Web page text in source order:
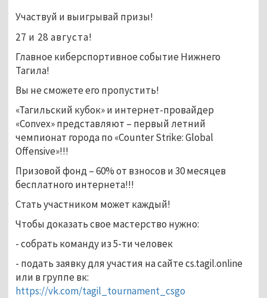
Участвуй и выигрывай призы!
27 и 28 августа!
Главное киберспортивное событие Нижнего
Тагила!
Вы не сможете его пропустить!
«Тагильский кубок» и интернет-провайдер
«Convex» представляют – первый летний
чемпионат города по «Counter Strike: Global
Offensive»!!!
Призовой фонд – 60% от взносов и 30 месяцев
бесплатного интернета!!!
Стать участником может каждый!
Чтобы доказать свое мастерство нужно:
- собрать команду из 5-ти человек
- подать заявку для участия на сайте cs.tagil.online
или в группе вк:
https://vk.com/tagil_tournament_csgo